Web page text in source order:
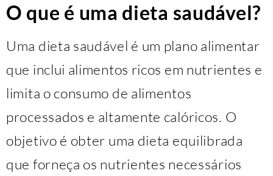
O que é uma dieta saudável?
Uma dieta saudável é um plano alimentar
que inclui alimentos ricos em nutrientes e
limita o consumo de alimentos
processados e altamente calóricos. O
objetivo é obter uma dieta equilibrada
que forneça os nutrientes necessários